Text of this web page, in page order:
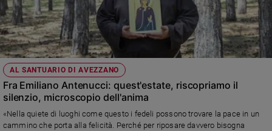
valori
Ambiente
e
Creato
Volontariato
Diritti
Aziende
di
valore
AL SANTUARIO DI AVEZZANO
Fra Emiliano Antenucci: quest'estate, riscopriamo il
silenzio, microscopio dell'anima
«Nella quiete di luoghi come questo i fedeli possono trovare la pace in un
cammino che porta alla felicità. Perché per riposare davvero bisogna